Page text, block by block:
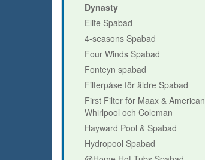
Dynasty
Elite Spabad
4-seasons Spabad
Four Winds Spabad
Fonteyn spabad
Filterpåse för äldre Spabad
First Filter för Maax & American
Whirlpool och Coleman
Hayward Pool & Spabad
Hydropool Spabad